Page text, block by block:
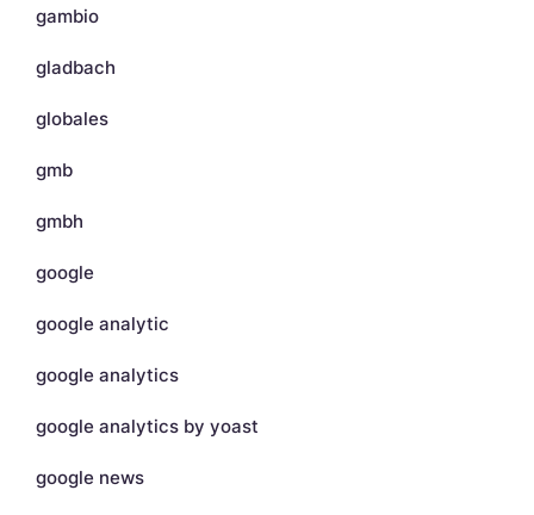
gambio
gladbach
globales
gmb
gmbh
google
google analytic
google analytics
google analytics by yoast
google news